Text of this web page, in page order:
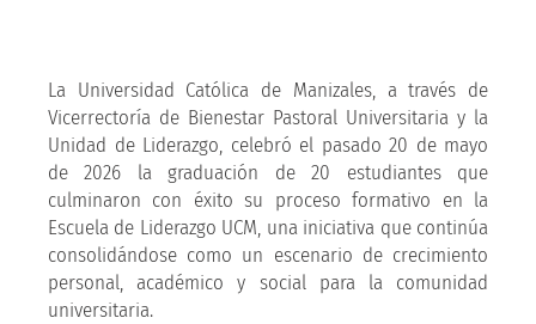
La Universidad Católica de Manizales, a través de
Vicerrectoría de Bienestar Pastoral Universitaria y la
Unidad de Liderazgo, celebró el pasado 20 de mayo
de 2026 la graduación de 20 estudiantes que
culminaron con éxito su proceso formativo en la
Escuela de Liderazgo UCM, una iniciativa que continúa
consolidándose como un escenario de crecimiento
personal, académico y social para la comunidad
universitaria.